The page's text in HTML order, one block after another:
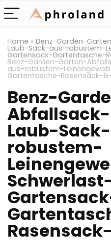
Home » Benz-Garden-
Laub-Sack-aus-robustem-
Gartensack-Gartentasche-
Benz-Garden-Garten-
aus-robustem-
Gartentasche-Rasensack-
Benz-
Laub-
robustem-